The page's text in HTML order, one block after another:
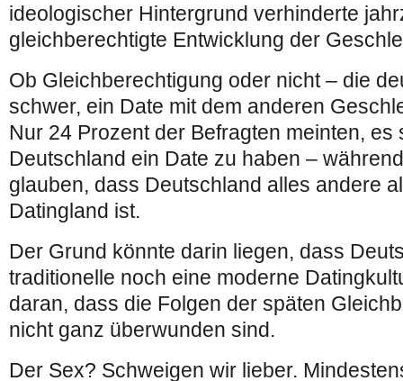
ideologischer Hintergrund verhinderte
gleichberechtigte Entwicklung der
Ob Gleichberechtigung oder nicht – die
schwer, ein Date mit dem anderen
Nur 24 Prozent der Befragten meinten, es
Deutschland ein Date zu haben –
glauben, dass Deutschland alles andere
Datingland ist.
Der Grund könnte darin liegen, dass
traditionelle noch eine moderne
daran, dass die Folgen der späten
nicht ganz überwunden sind.
Der Sex? Schweigen wir lieber.